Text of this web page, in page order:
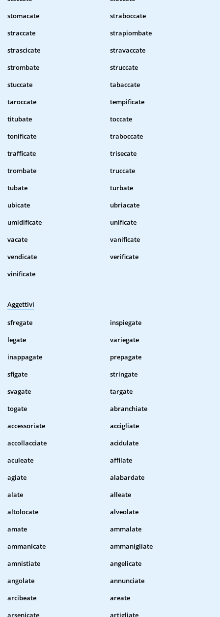
stomacate
straboccate
straccate
strapiombate
strascicate
stravaccate
strombate
struccate
stuccate
tabaccate
taroccate
tempificate
titubate
toccate
tonificate
traboccate
trafficate
trisecate
trombate
truccate
tubate
turbate
ubicate
ubriacate
umidificate
unificate
vacate
vanificate
vendicate
verificate
vinificate
Aggettivi
sfregate
inspiegate
legate
variegate
inappagate
prepagate
sfigate
stringate
svagate
targate
togate
abranchiate
accessoriate
accigliate
accollacciate
acidulate
aculeate
affilate
agiate
alabardate
alate
alleate
altolocate
alveolate
amate
ammalate
ammanicate
ammanigliate
amnistiate
angelicate
angolate
annunciate
arcibeate
areate
arsenicate
artigliate